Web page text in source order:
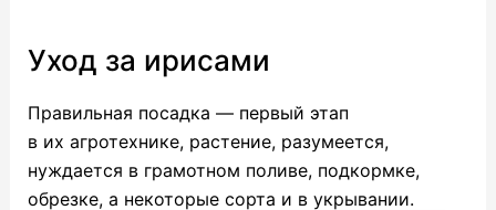
Уход за ирисами
Правильная посадка — первый этап
в их агротехнике, растение, разумеется,
нуждается в грамотном поливе, подкормке,
обрезке, а некоторые сорта и в укрывании.